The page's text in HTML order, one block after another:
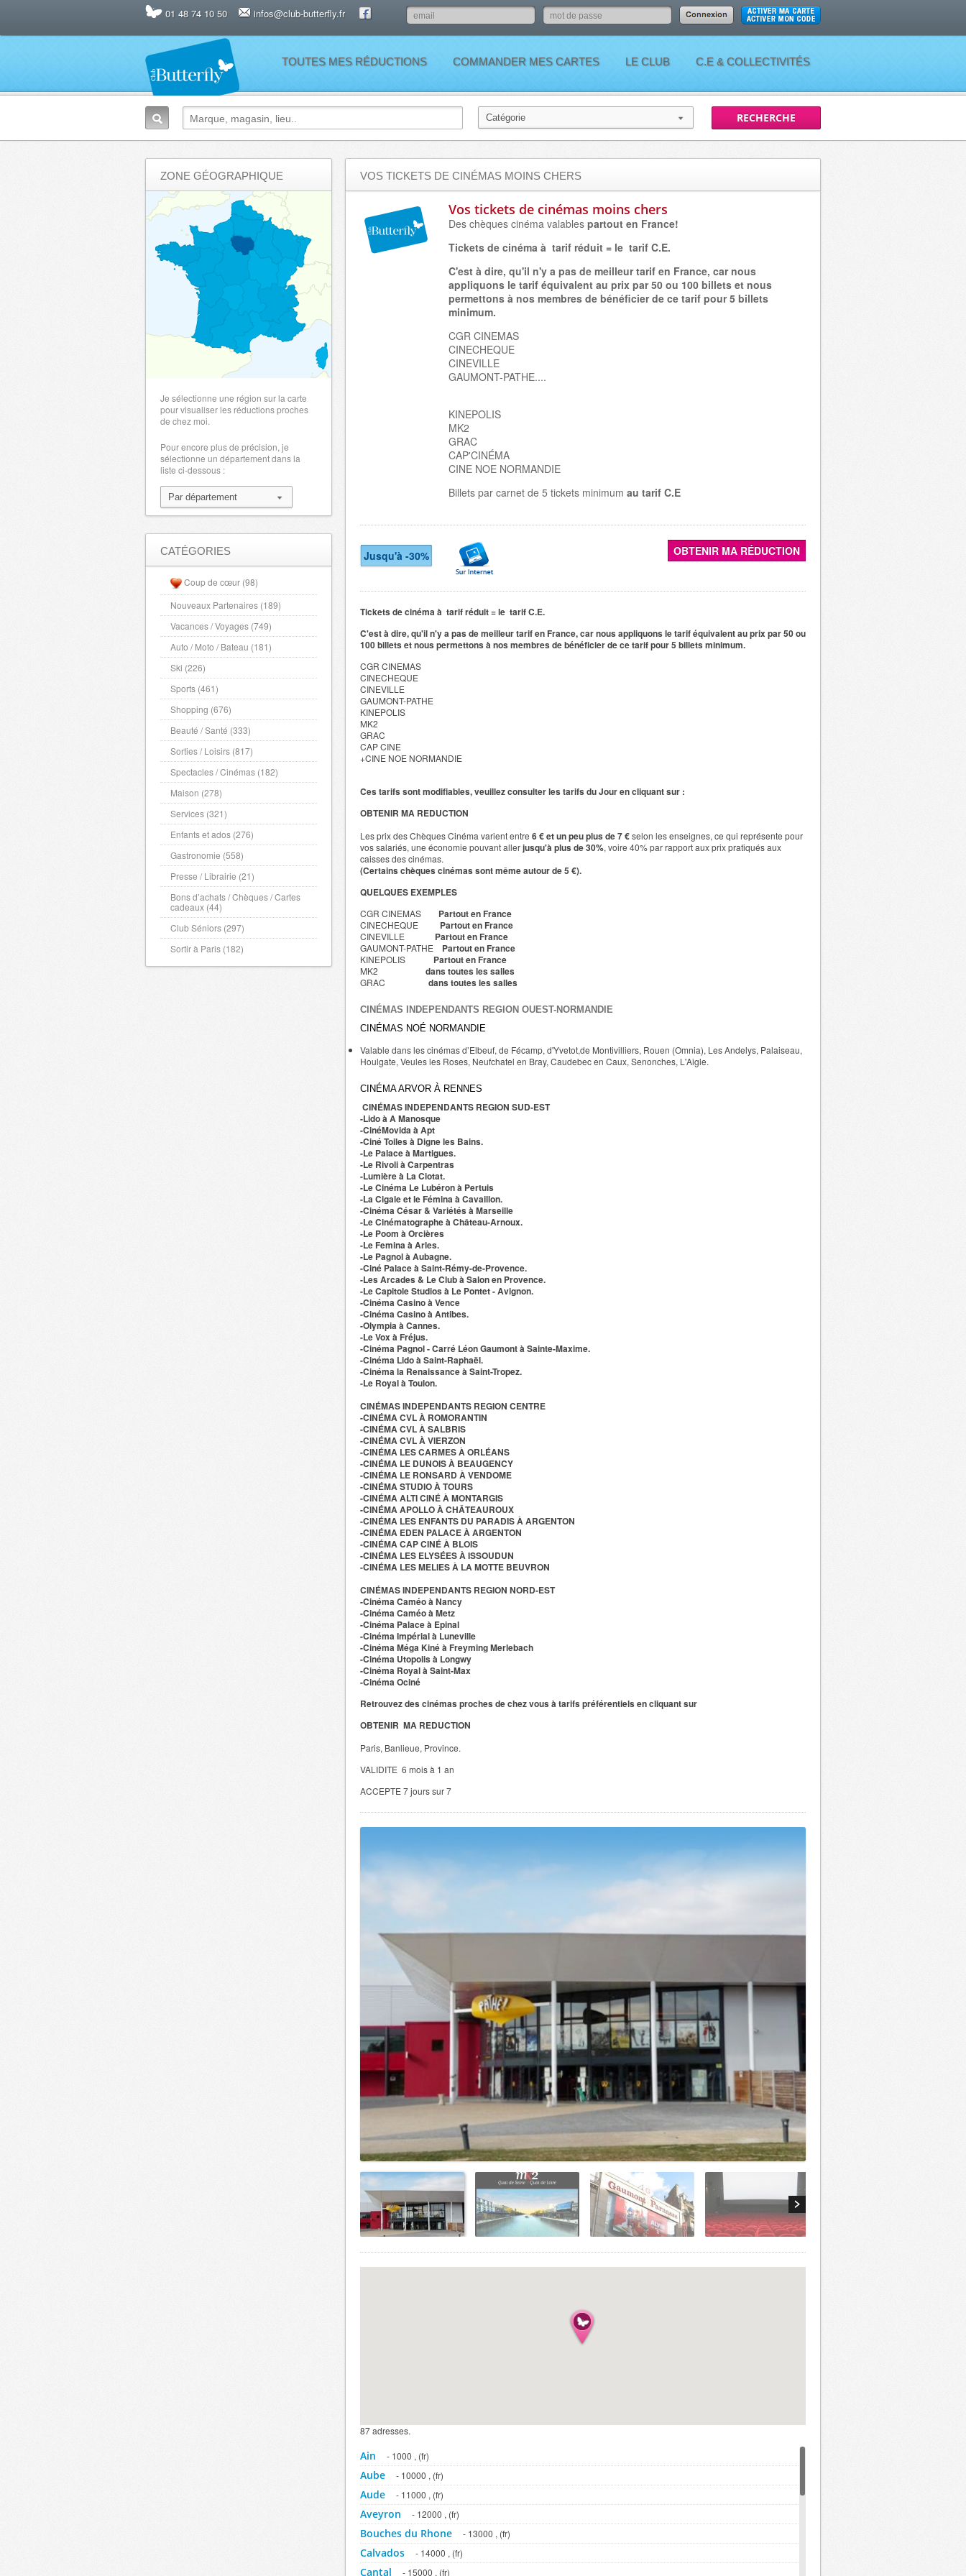
01 48 74 10 50 infos@club-butterfly.fr
TOUTES MES RÉDUCTIONS COMMANDER MES CARTES LE CLUB C.E & COLLECTIVITÉS
VOS TICKETS DE CINÉMAS MOINS CHERS
Vos tickets de cinémas moins chers
Des chèques cinéma valables partout en France!
Tickets de cinéma à tarif réduit = le tarif C.E.
C'est à dire, qu'il n'y a pas de meilleur tarif en France, car nous
appliquons le tarif équivalent au prix par 50 ou 100 billets et nous
permettons à nos membres de bénéficier de ce tarif pour 5 billets
minimum.
CGR CINEMAS
CINECHEQUE
CINEVILLE
GAUMONT-PATHE....
KINEPOLIS
MK2
GRAC
CAP'CINÉMA
CINE NOE NORMANDIE
Billets par carnet de 5 tickets minimum au tarif C.E
Jusqu'à -30% OBTENIR MA RÉDUCTION
Tickets de cinéma à tarif réduit = le tarif C.E.
C'est à dire, qu'il n'y a pas de meilleur tarif en France, car nous appliquons le tarif équivalent au prix par 50 ou
100 billets et nous permettons à nos membres de bénéficier de ce tarif pour 5 billets minimum.
CGR CINEMAS
CINECHEQUE
CINEVILLE
GAUMONT-PATHE
KINEPOLIS
MK2
GRAC
CAP CINE
+CINE NOE NORMANDIE
Ces tarifs sont modifiables, veuillez consulter les tarifs du Jour en cliquant sur :
OBTENIR MA REDUCTION
Les prix des Chèques Cinéma varient entre 6 € et un peu plus de 7 €selon les enseignes, ce qui représente pour
vos salariés, une économie pouvant allerjusqu'à plus de 30%, voire 40% par rapport aux prix pratiqués aux
caisses des cinémas.
(Certains chèques cinémas sont même autour de 5 €).
QUELQUES EXEMPLES
CGR CINEMAS Partout en France
CINECHEQUE Partout en France
CINEVILLE Partout en France
GAUMONT-PATHE Partout en France
KINEPOLIS Partout en France
MK2 dans toutes les salles
GRAC dans toutes les salles
CINÉMAS INDEPENDANTS REGION OUEST-NORMANDIE
CINÉMAS NOÉ NORMANDIE
Valable dans les cinémas d’Elbeuf, de Fécamp, d'Yvetot,de Montivilliers, Rouen (Omnia), Les Andelys, Palaiseau,
Houlgate, Veules les Roses, Neufchatel en Bray, Caudebec en Caux, Senonches, L'Aigle.
CINÉMA ARVOR À RENNES
CINÉMAS INDEPENDANTS REGION SUD-EST
-Lido à A Manosque
-CinéMovida à Apt
-Ciné Toiles à Digne les Bains.
-Le Palace à Martigues.
-Le Rivoli à Carpentras
-Lumière à La Ciotat.
-Le Cinéma Le Lubéron à Pertuis
-La Cigale et le Fémina à Cavaillon.
-Cinéma César & Variétés à Marseille
-Le Cinématographe à Château-Arnoux.
-Le Poom à Orcières
-Le Femina à Arles.
-Le Pagnol à Aubagne.
-Ciné Palace à Saint-Rémy-de-Provence.
-Les Arcades & Le Club à Salon en Provence.
-Le Capitole Studios à Le Pontet - Avignon.
-Cinéma Casino à Vence
-Cinéma Casino à Antibes.
-Olympia à Cannes.
-Le Vox à Fréjus.
-Cinéma Pagnol - Carré Léon Gaumont à Sainte-Maxime.
-Cinéma Lido à Saint-Raphaël.
-Cinéma la Renaissance à Saint-Tropez.
-Le Royal à Toulon.
CINÉMAS INDEPENDANTS REGION CENTRE
-CINÉMA CVL À ROMORANTIN
-CINÉMA CVL À SALBRIS
-CINÉMA CVL À VIERZON
-CINÉMA LES CARMES À ORLÉANS
-CINÉMA LE DUNOIS À BEAUGENCY
-CINÉMA LE RONSARD À VENDOME
-CINÉMA STUDIO À TOURS
-CINÉMA ALTI CINÉ À MONTARGIS
-CINÉMA APOLLO À CHÂTEAUROUX
-CINÉMA LES ENFANTS DU PARADIS À ARGENTON
-CINÉMA EDEN PALACE À ARGENTON
-CINÉMA CAP CINÉ À BLOIS
-CINÉMA LES ELYSÉES À ISSOUDUN
-CINÉMA LES MELIES À LA MOTTE BEUVRON
CINÉMAS INDEPENDANTS REGION NORD-EST
-Cinéma Caméo à Nancy
-Cinéma Caméo à Metz
-Cinéma Palace à Epinal
-Cinéma Impérial à Luneville
-Cinéma Méga Kiné à Freyming Merlebach
-Cinéma Utopolis à Longwy
-Cinéma Royal à Saint-Max
-Cinéma Ociné
Retrouvez des cinémas proches de chez vous à tarifs préférentiels en cliquant sur
OBTENIR MA REDUCTION
Paris, Banlieue, Province.
VALIDITE 6 mois à 1 an
ACCEPTE 7 jours sur 7
87 adresses.
Ain - 1000 , (fr)
Aube - 10000 , (fr)
Aude - 11000 , (fr)
Aveyron - 12000 , (fr)
Bouches du Rhone - 13000 , (fr)
Calvados - 14000 , (fr)
Cantal - 15000 , (fr)
ZONE GÉOGRAPHIQUE
Je sélectionne une région sur la carte
pour visualiser les réductions proches
de chez moi.
Pour encore plus de précision, je
sélectionne un département dans la
liste ci-dessous :
CATÉGORIES
Coup de cœur (98)
Nouveaux Partenaires (189)
Vacances / Voyages (749)
Auto / Moto / Bateau (181)
Ski (226)
Sports (461)
Shopping (676)
Beauté / Santé (333)
Sorties / Loisirs (817)
Spectacles / Cinémas (182)
Maison (278)
Services (321)
Enfants et ados (276)
Gastronomie (558)
Presse / Librairie (21)
Bons d’achats / Chèques / Cartes
cadeaux (44)
Club Séniors (297)
Sortir à Paris (182)